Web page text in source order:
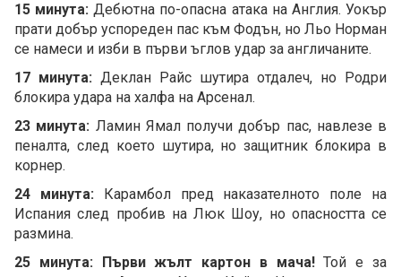
15 минута: Дебютна по-опасна атака на Англия. Уокър
прати добър успореден пас към Фодън, но Льо Норман
се намеси и изби в първи ъглов удар за англичаните.
17 минута: Деклан Райс шутира отдалеч, но Родри
блокира удара на халфа на Арсенал.
23 минута: Ламин Ямал получи добър пас, навлезе в
пеналта, след което шутира, но защитник блокира в
корнер.
24 минута:Карамбол пред наказателното поле на
Испания след пробив на Люк Шоу, но опасността се
размина.
25 минута: Първи жълт картон в мача!Той е за